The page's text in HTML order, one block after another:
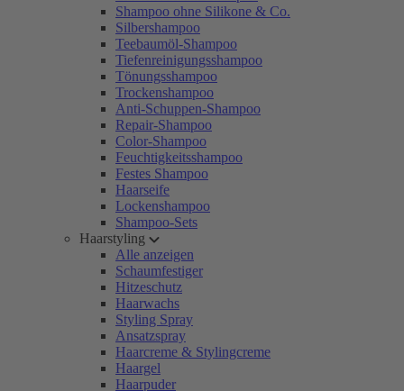
Shampoo ohne Silikone & Co.
Silbershampoo
Teebaumöl-Shampoo
Tiefenreinigungsshampoo
Tönungsshampoo
Trockenshampoo
Anti-Schuppen-Shampoo
Repair-Shampoo
Color-Shampoo
Feuchtigkeitsshampoo
Festes Shampoo
Haarseife
Lockenshampoo
Shampoo-Sets
Haarstyling
Alle anzeigen
Schaumfestiger
Hitzeschutz
Haarwachs
Styling Spray
Ansatzspray
Haarcreme & Stylingcreme
Haargel
Haarpuder